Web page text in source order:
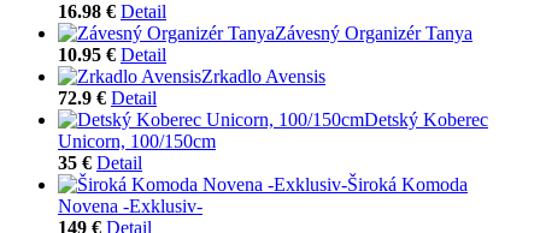
16.98 € Detail
Závesný Organizér Tanya
10.95 € Detail
Zrkadlo Avensis
72.9 € Detail
Detský Koberec
Unicorn, 100/150cm
35 € Detail
Široká Komoda
Novena -Exklusiv-
149 € Detail